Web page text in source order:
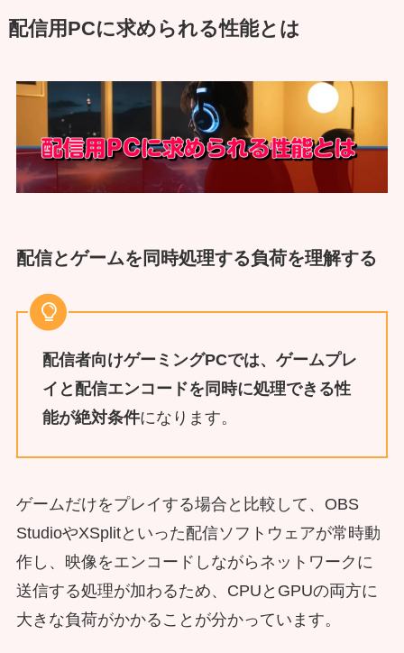
配信用PCに求められる性能とは
配信とゲームを同時処理する負荷を理解する
配信者向けゲーミングPCでは、ゲームプレ
イと配信エンコードを同時に処理できる性
能が絶対条件になります。
ゲームだけをプレイする場合と比較して、OBS
StudioやXSplitといった配信ソフトウェアが常時動
作し、映像をエンコードしながらネットワークに
送信する処理が加わるため、CPUとGPUの両方に
大きな負荷がかかることが分かっています。